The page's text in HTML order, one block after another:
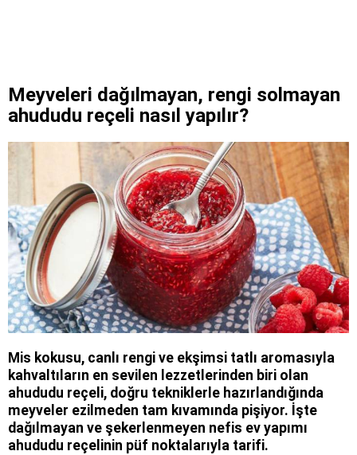
Meyveleri dağılmayan, rengi solmayan
ahududu reçeli nasıl yapılır?
Mis kokusu, canlı rengi ve ekşimsi tatlı aromasıyla
kahvaltıların en sevilen lezzetlerinden biri olan
ahududu reçeli, doğru tekniklerle hazırlandığında
meyveler ezilmeden tam kıvamında pişiyor. İşte
dağılmayan ve şekerlenmeyen nefis ev yapımı
ahududu reçelinin püf noktalarıyla tarifi.